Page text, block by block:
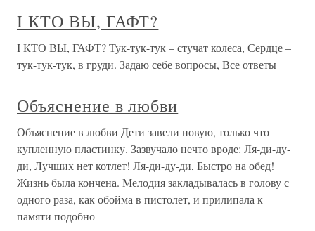
I КТО ВЫ, ГАФТ?
I КТО ВЫ, ГАФТ? Тук-тук-тук – стучат колеса, Сердце –
тук-тук-тук, в груди. Задаю себе вопросы, Все ответы
Объяснение в любви
Объяснение в любви Дети завели новую, только что
купленную пластинку. Зазвучало нечто вроде: Ля-ди-ду-
ди, Лучших нет котлет! Ля-ди-ду-ди, Быстро на обед!
Жизнь была кончена. Мелодия закладывалась в голову с
одного раза, как обойма в пистолет, и прилипала к
памяти подобно